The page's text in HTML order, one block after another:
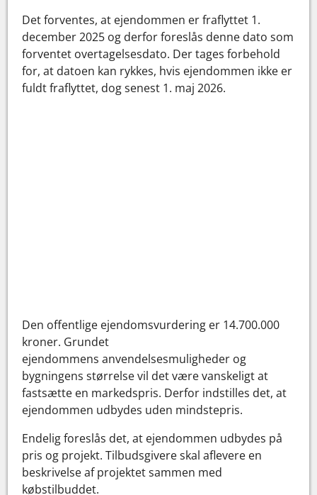
Det forventes, at ejendommen er fraflyttet 1.
december 2025 og derfor foreslås denne dato som
forventet overtagelsesdato. Der tages forbehold
for, at datoen kan rykkes, hvis ejendommen ikke er
fuldt fraflyttet, dog senest 1. maj 2026.
Den offentlige ejendomsvurdering er 14.700.000
kroner. Grundet
ejendommens anvendelsesmuligheder og
bygningens størrelse vil det være vanskeligt at
fastsætte en markedspris. Derfor indstilles det, at
ejendommen udbydes uden mindstepris.
Endelig foreslås det, at ejendommen udbydes på
pris og projekt. Tilbudsgivere skal aflevere en
beskrivelse af projektet sammen med
købstilbuddet.